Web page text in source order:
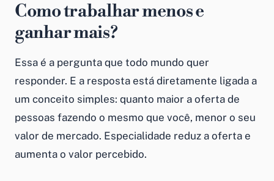
Como trabalhar menos e
ganhar mais?
Essa é a pergunta que todo mundo quer
responder. E a resposta está diretamente ligada a
um conceito simples: quanto maior a oferta de
pessoas fazendo o mesmo que você, menor o seu
valor de mercado. Especialidade reduz a oferta e
aumenta o valor percebido.